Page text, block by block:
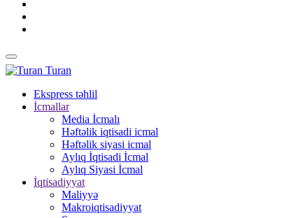
Turan
Ekspress təhlil
İcmallar
Media İcmalı
Həftəlik iqtisadi icmal
Həftəlik siyasi icmal
Aylıq İqtisadi İcmal
Aylıq Siyasi İcmal
İqtisadiyyat
Maliyyə
Makroiqtisadiyyat